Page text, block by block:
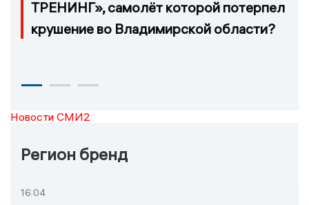
ТРЕНИНГ», самолёт которой потерпел
крушение во Владимирской области?
Новости СМИ2
Регион бренд
16:04